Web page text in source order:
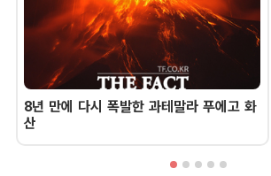
8년 만에 다시 폭발한 과테말라 푸에고 화
산